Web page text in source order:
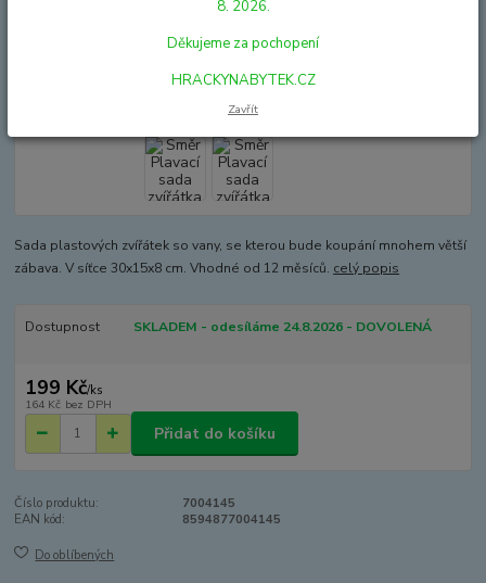
Směr Plavací sada zvířátka do
Sada plastových zvířátek so vany, se kterou bude koupání mnohem větší
zábava. V síťce 30x15x8 cm. Vhodné od 12 měsíců. celý popis
Dostupnost SKLADEM - odesíláme 24.8.2026 - DOVOLENÁ
199 Kč/ks
164 Kč bez DPH
Přidat do košíku
Číslo produktu:
7004145
EAN kód:
8594877004145
Do oblíbených
8. 2026.
Děkujeme za pochopení
HRACKYNABYTEK.CZ
Zavřít